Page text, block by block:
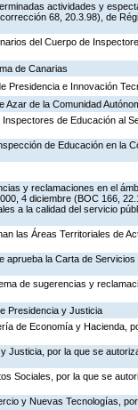
actividades y
68, 20.3.98), de
del Cuerpo de
de Canarias
Presidencia e Innovación
de la Comunidad
de Educación al
de Educación en la
y reclamaciones en el
4 diciembre (BOC 166,
a la calidad del servicio
las Áreas Territoriales de
aprueba la Carta de
de sugerencias y
Presidencia y Justicia
de Economía y Hacienda,
Justicia, por la que se
Sociales, por la que se
y Nuevas Tecnologías,